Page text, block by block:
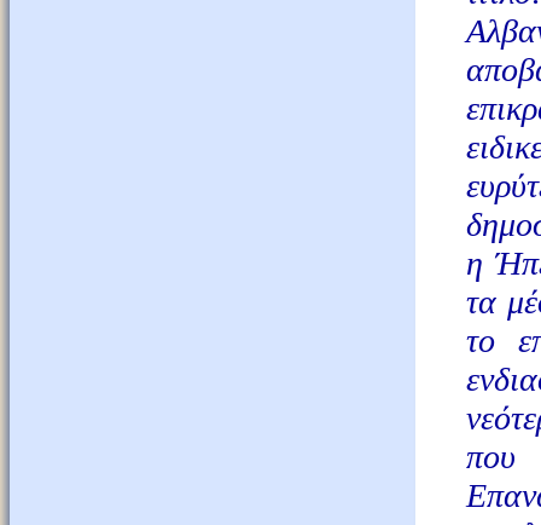
η
τα
το
που